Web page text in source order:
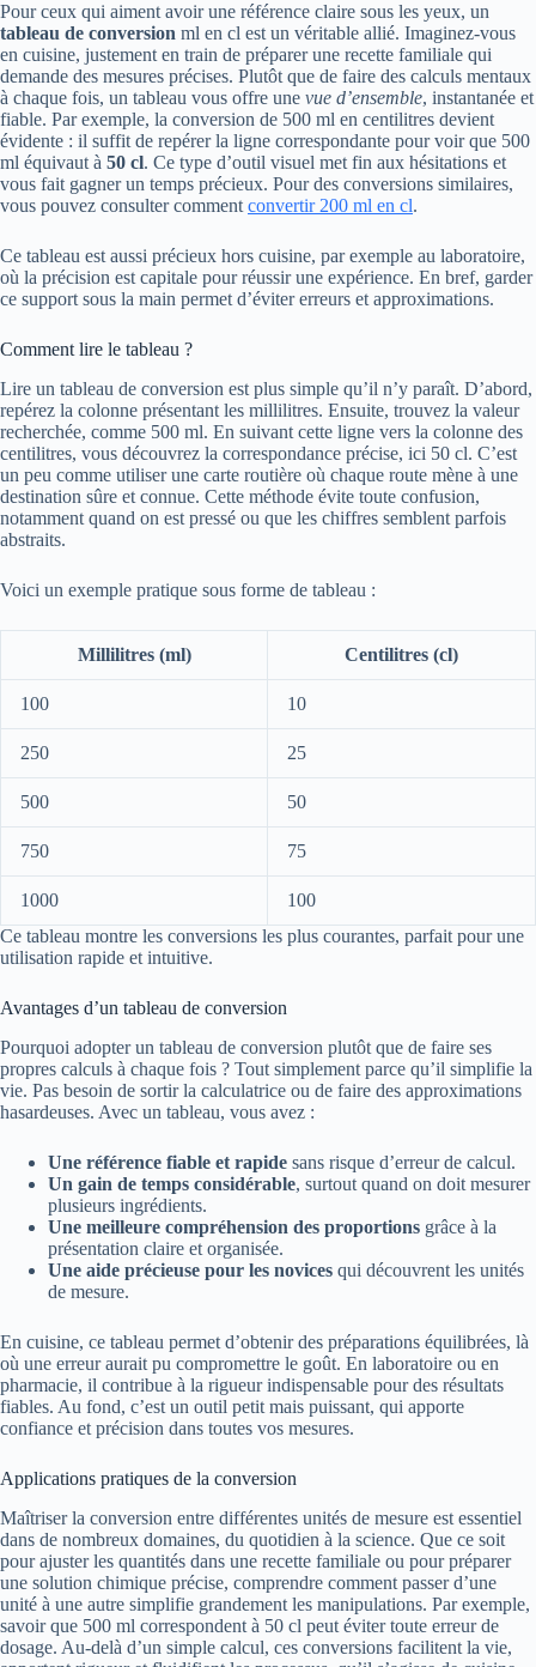
Pour ceux qui aiment avoir une référence claire sous les yeux, un
tableau de conversion ml en cl est un véritable allié. Imaginez-vous
en cuisine, justement en train de préparer une recette familiale qui
demande des mesures précises. Plutôt que de faire des calculs mentaux
à chaque fois, un tableau vous offre une vue d’ensemble, instantanée et
fiable. Par exemple, la conversion de 500 ml en centilitres devient
évidente : il suffit de repérer la ligne correspondante pour voir que 500
ml équivaut à 50 cl. Ce type d’outil visuel met fin aux hésitations et
vous fait gagner un temps précieux. Pour des conversions similaires,
vous pouvez consulter commentconvertir 200 ml en cl.
Ce tableau est aussi précieux hors cuisine, par exemple au laboratoire,
où la précision est capitale pour réussir une expérience. En bref, garder
ce support sous la main permet d’éviter erreurs et approximations.
Comment lire le tableau ?
Lire un tableau de conversion est plus simple qu’il n’y paraît. D’abord,
repérez la colonne présentant les millilitres. Ensuite, trouvez la valeur
recherchée, comme 500 ml. En suivant cette ligne vers la colonne des
centilitres, vous découvrez la correspondance précise, ici 50 cl. C’est
un peu comme utiliser une carte routière où chaque route mène à une
destination sûre et connue. Cette méthode évite toute confusion,
notamment quand on est pressé ou que les chiffres semblent parfois
abstraits.
Voici un exemple pratique sous forme de tableau :
Millilitres (ml) Centilitres (cl)
100 10
250 25
500 50
750 75
1000
100
Ce tableau montre les conversions les plus courantes, parfait pour une
utilisation rapide et intuitive.
Avantages d’un tableau de conversion
Pourquoi adopter un tableau de conversion plutôt que de faire ses
propres calculs à chaque fois ? Tout simplement parce qu’il simplifie la
vie. Pas besoin de sortir la calculatrice ou de faire des approximations
hasardeuses. Avec un tableau, vous avez :
Une référence fiable et rapide sans risque d’erreur de calcul.
Un gain de temps considérable, surtout quand on doit mesurer
plusieurs ingrédients.
Une meilleure compréhension des proportions grâce à la
présentation claire et organisée.
Une aide précieuse pour les novices qui découvrent les unités
de mesure.
En cuisine, ce tableau permet d’obtenir des préparations équilibrées, là
où une erreur aurait pu compromettre le goût. En laboratoire ou en
pharmacie, il contribue à la rigueur indispensable pour des résultats
fiables. Au fond, c’est un outil petit mais puissant, qui apporte
confiance et précision dans toutes vos mesures.
Applications pratiques de la conversion
Maîtriser la conversion entre différentes unités de mesure est essentiel
dans de nombreux domaines, du quotidien à la science. Que ce soit
pour ajuster les quantités dans une recette familiale ou pour préparer
une solution chimique précise, comprendre comment passer d’une
unité à une autre simplifie grandement les manipulations. Par exemple,
savoir que 500 ml correspondent à 50 cl peut éviter toute erreur de
dosage. Au-delà d’un simple calcul, ces conversions facilitent la vie,